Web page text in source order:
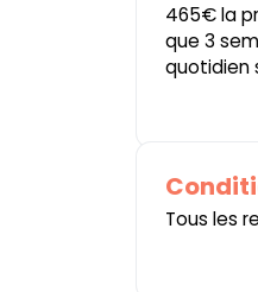
465€ la
que 3
quotidien
Tous les